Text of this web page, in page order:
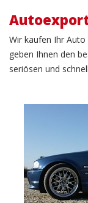
Wir kaufen Ihr
geben Ihnen den
seriösen und